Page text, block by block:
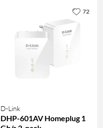
D-Link
DHP-601AV Homeplug 1
72